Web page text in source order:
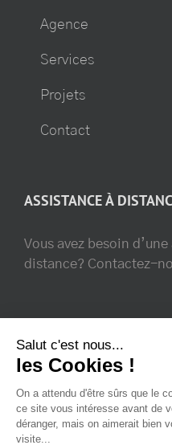
Agence
Services
Projets
Contact
ASSISTANCE À
Vous avez besoin
distance? Contactez-